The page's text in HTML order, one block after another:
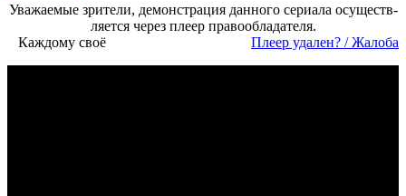
Ува­жае­мые зри­те­ли, де­мон­ст­ра­ция дан­но­го се­риа­ла осу­ще­ст­в­
ля­ет­ся че­рез пле­ер пра­во­об­ла­да­те­ля.
Каждому своё
Пле­ер уда­лен? / Жа­ло­ба